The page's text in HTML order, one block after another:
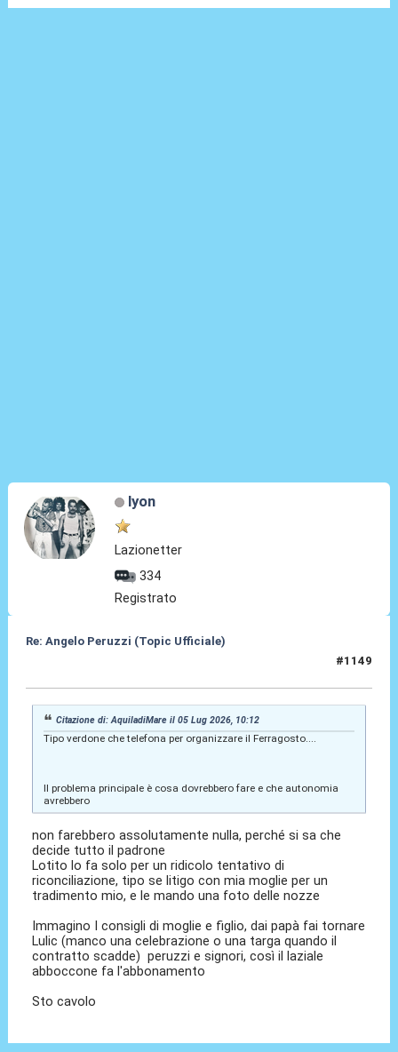
lyon
Lazionetter
334
Registrato
Re: Angelo Peruzzi (Topic Ufficiale)
#1149
Citazione di: AquiladiMare il 05 Lug 2026, 10:12
Tipo verdone che telefona per organizzare il Ferragosto....
Il problema principale è cosa dovrebbero fare e che autonomia
avrebbero
non farebbero assolutamente nulla, perché si sa che
decide tutto il padrone
Lotito lo fa solo per un ridicolo tentativo di
riconciliazione, tipo se litigo con mia moglie per un
tradimento mio, e le mando una foto delle nozze
Immagino I consigli di moglie e figlio, dai papà fai tornare
Lulic (manco una celebrazione o una targa quando il
contratto scadde) peruzzi e signori, così il laziale
abboccone fa l'abbonamento
Sto cavolo